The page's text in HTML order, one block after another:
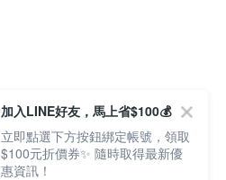
加入LINE好友，馬上省$100💰
立即點選下方按鈕綁定帳號，領取
$100元折價券✨ 隨時取得最新優
惠資訊！